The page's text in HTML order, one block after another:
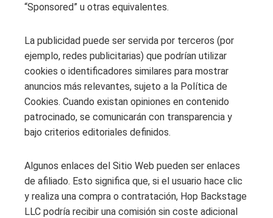
“Sponsored” u otras equivalentes.
La publicidad puede ser servida por terceros (por
ejemplo, redes publicitarias) que podrían utilizar
cookies o identificadores similares para mostrar
anuncios más relevantes, sujeto a la Política de
Cookies. Cuando existan opiniones en contenido
patrocinado, se comunicarán con transparencia y
bajo criterios editoriales definidos.
Algunos enlaces del Sitio Web pueden ser enlaces
de afiliado. Esto significa que, si el usuario hace clic
y realiza una compra o contratación, Hop Backstage
LLC podría recibir una comisión sin coste adicional